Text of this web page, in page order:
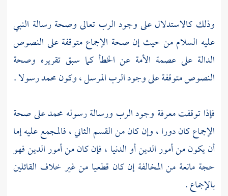
وذلك كالاستدلال على وجود الرب تعالى وصحة رسالة النبي
عليه السلام من حيث إن صحة الإجماع متوقفة على النصوص
الدالة على عصمة الأمة عن الخطأ كما سبق تقريره وصحة
النصوص متوقفة على وجود الرب المرسل ، وكونمحمدرسولا .
فإذا توقفت معرفة وجود الرب ورسالة رسوله محمدعلى صحة
الإجماع كان دورا ، وإن كان من القسم الثاني ، فالمجمع عليه إما
أن يكون من أمور الدين أو الدنيا ، فإن كان من أمور الدين فهو
حجة مانعة من المخالفة إن كان قطعيا من غير خلاف القائلين
بالإجماع .